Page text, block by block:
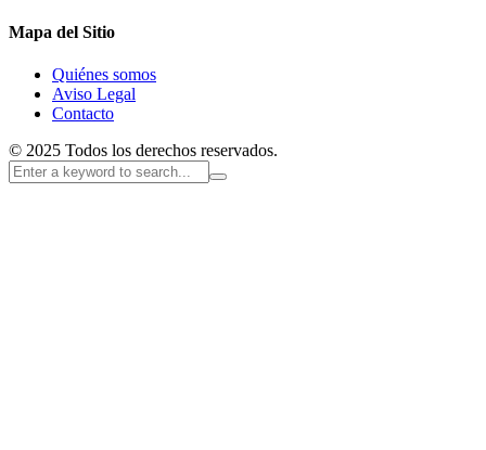
Mapa del Sitio
Quiénes somos
Aviso Legal
Contacto
© 2025 Todos los derechos reservados.